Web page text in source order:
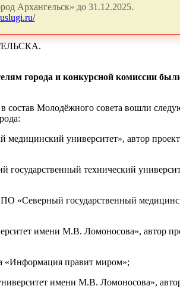
Архангельск» до 31.12.2025.
города и конкурсной комиссии
в состав Молодёжного совета вошли
медицинский университет», автор
технический
«Северный государственный
имени М.В. Ломоносова», автор
«Информация правит миром»;
имени М.В. Ломоносова»,